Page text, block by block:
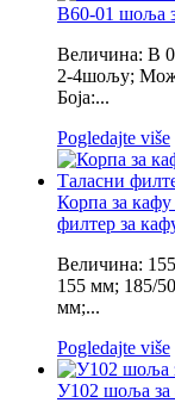
В60-01 шоља
Величина: В
2-4шољу;
Боја:...
Pogledajte više
Корпа за
филтер за
Величина:
155 мм; 185/
мм;...
Pogledajte više
У102 шоља за